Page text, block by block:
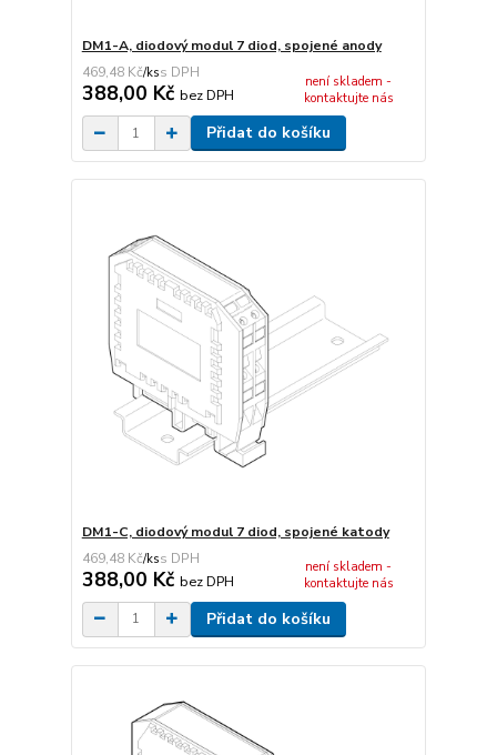
DM1-A, diodový modul 7 diod, spojené anody
469,48 Kč/ks
388,00 Kč bez DPH
není skladem -
kontaktujte nás
Přidat do košíku
DM1-C, diodový modul 7 diod, spojené katody
469,48 Kč/ks
388,00 Kč bez DPH
není skladem -
kontaktujte nás
Přidat do košíku